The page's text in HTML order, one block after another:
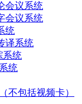
会议系统
会议系统
统
译系统
系统
统
不包括视频卡）